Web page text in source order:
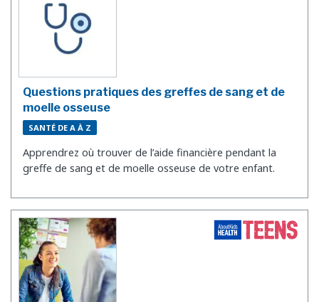
Questions pratiques des greffes de sang et de
moelle osseuse
SANTÉ DE A À Z
Apprendrez où trouver de l’aide financière pendant la
greffe de sang et de moelle osseuse de votre enfant.